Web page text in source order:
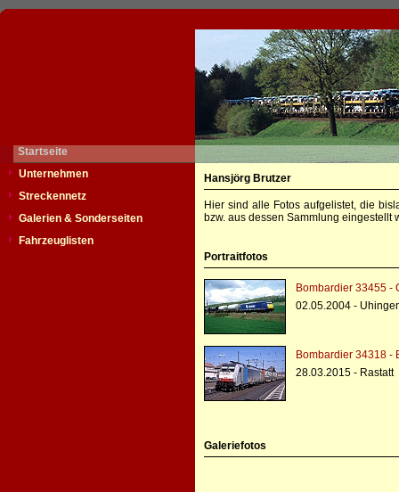
Startseite
Unternehmen
Streckennetz
Galerien & Sonderseiten
Fahrzeuglisten
Hansjörg Brutzer
Hier sind alle Fotos aufgelistet, die
bzw. aus dessen Sammlung eingestellt
Portraitfotos
Bombardier 33455 -
02.05.2004 -
Bombardier 34318 -
28.03.2015 - Rastatt
Galeriefotos